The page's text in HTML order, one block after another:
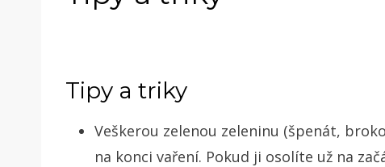
Tipy a triky
Veškerou zelenou zeleninu (špenát,
na konci vaření. Pokud ji osolíte už na